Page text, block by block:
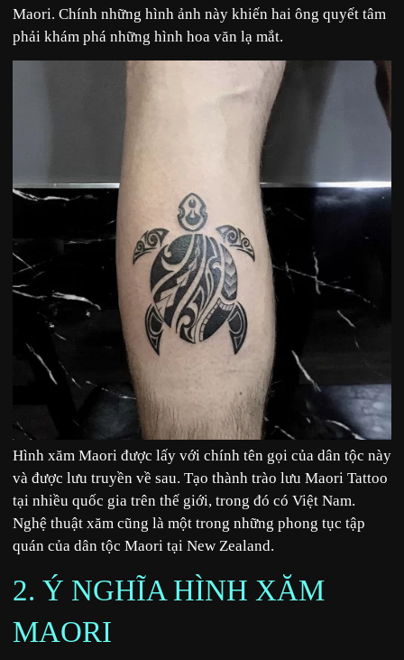
Maori. Chính những hình ảnh này khiến hai ông quyết tâm
phải khám phá những hình hoa văn lạ mắt.
Hình xăm Maori được lấy với chính tên gọi của dân tộc này
và được lưu truyền về sau. Tạo thành trào lưu Maori Tattoo
tại nhiều quốc gia trên thế giới, trong đó có Việt Nam.
Nghệ thuật xăm cũng là một trong những phong tục tập
quán của dân tộc Maori tại New Zealand.
2. Ý NGHĨA HÌNH XĂM
MAORI